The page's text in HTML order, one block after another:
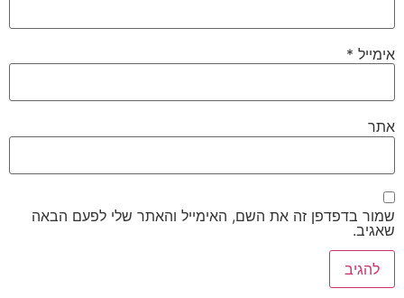
אימייל *
אתר
שמור בדפדפן זה את השם, האימייל והאתר שלי לפעם הבאה
שאגיב.